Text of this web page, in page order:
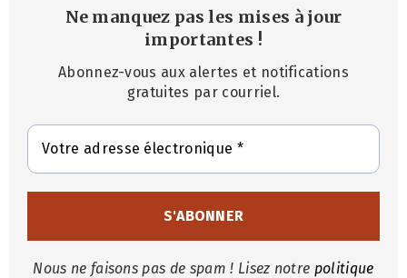
Ne manquez pas les mises à jour
importantes !
Abonnez-vous aux alertes et notifications
gratuites par courriel.
Nous ne faisons pas de spam ! Lisez notre politique